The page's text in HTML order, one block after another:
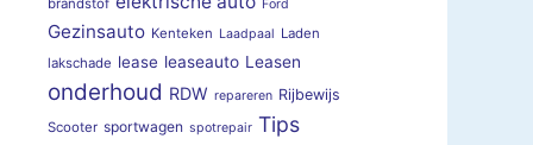
brandstof Ford
Gezinsauto Kenteken Laadpaal Laden
lakschade lease leaseauto Leasen
onderhoud RDW repareren Rijbewijs
Scooter sportwagen spotrepair Tips